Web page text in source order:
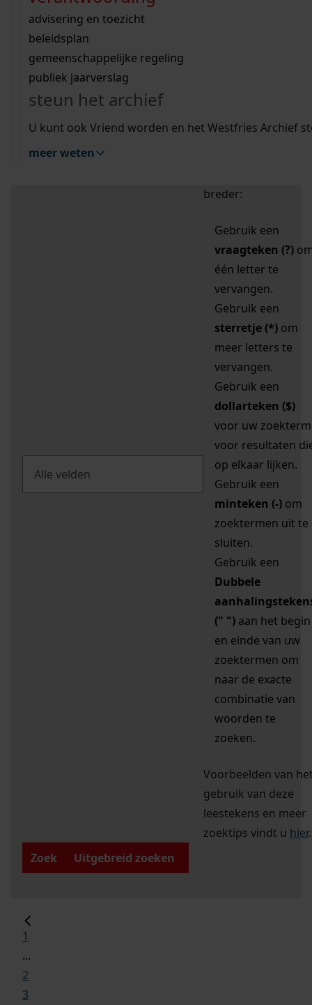
bouwvergunningen
omgevingsvergunningen
vergunningen
beeld en geluid
uitleg nodig?
Wij helpen u op weg met een aantal zoektips.
bekijk alle zoektips
Wij helpen u op weg met een aantal zoektips.
bekijk alle zoektips
bekijk ons geschiedenislokaal
advisering en toezicht
beleidsplan
gemeenschappelijke regeling
publiek jaarverslag
steun het archief
U kunt ook Vriend worden en het Westfries Archief
meer weten
zoektips
Mijn Studiezaal (inloggen)
uw zoekopdracht te
breder:
Gebruik een
vraagteken (?)
één letter te
vervangen.
Gebruik een
sterretje (*) om
meer letters te
vervangen.
Gebruik een
dollarteken ($)
voor uw zoekterm
voor resultaten
op elkaar lijken.
Gebruik een
minteken (-) om
zoektermen uit te
sluiten.
Gebruik een
Dubbele
(" ") aan het begin
en einde van uw
zoektermen om
naar de exacte
combinatie van
woorden te
zoeken.
Voorbeelden van
gebruik van deze
leestekens en meer
zoektips vindt u hier.
Zoek
Uitgebreid zoeken
1
...
2
3